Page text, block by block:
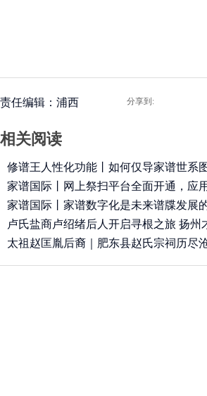
责任编辑：浦西 分享到:
相关阅读
修谱王人性化功能丨如何仅导家谱世系
家谱国际丨网上祭扫平台全面开通，应
APP
(2020/3/25)
家谱国际丨家谱数字化是未来谱牒发展
卢氏盐商卢绍绪后人开启寻根之旅 扬州
太祖赵匡胤后裔｜肥东县赵氏宗祠历尽